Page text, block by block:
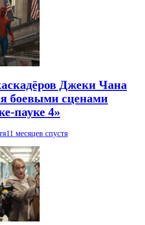
Джеки Чана
боевыми сценами
пауке 4»
11 месяцев спустя